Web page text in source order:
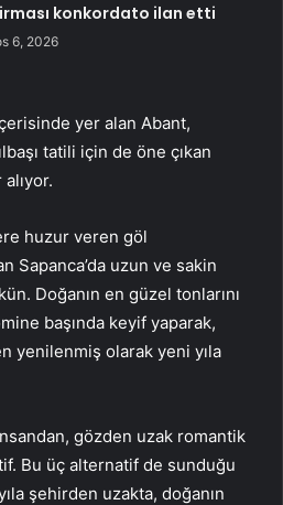
konkordato ilan etti
6, 2026
yer alan Abant,
tatili için de öne çıkan
huzur veren göl
Sapanca’da uzun ve sakin
Doğanın en güzel tonlarını
başında keyif yaparak,
yenilenmiş olarak yeni yıla
gözden uzak romantik
Bu üç alternatif de sunduğu
şehirden uzakta, doğanın